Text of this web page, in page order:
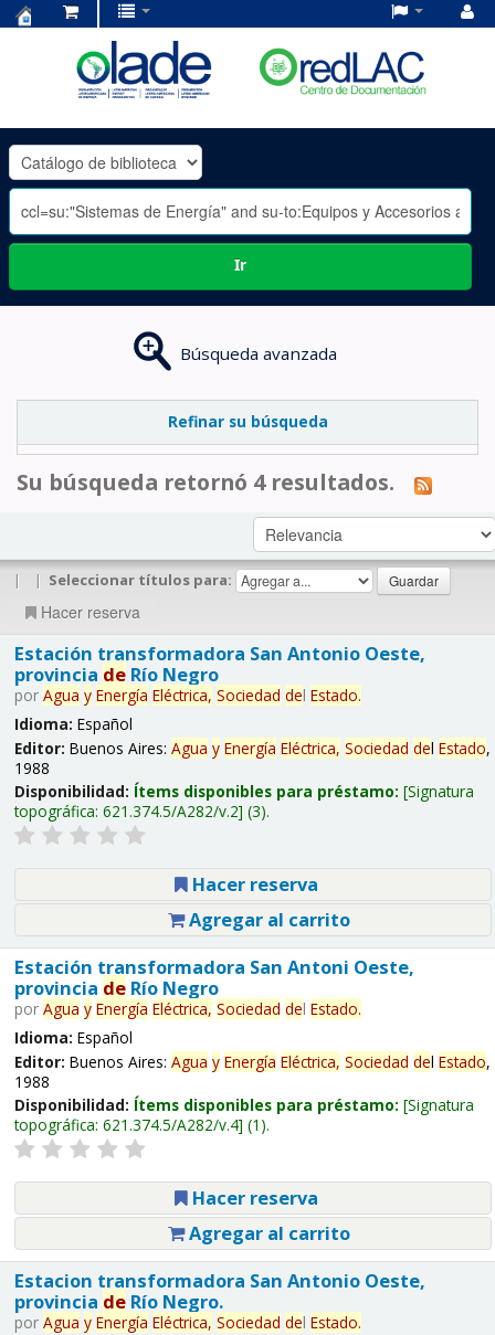
OLADE
-
Ir
Búsqueda avanzada
Refinar su búsqueda
Su búsqueda retornó 4 resultados.
| | Seleccionar títulos para:
Hacer reserva
Estación transformadora San Antonio Oeste,
provincia deRío Negro
por Agua y Energía Eléctrica, Sociedad del Estado.
Idioma: Español
Editor: Buenos Aires: Agua y Energía Eléctrica, Sociedad del Estado,
1988
Disponibilidad: Ítems disponibles para préstamo: Signatura
topográfica: 621.374.5/A282/v.2 (3).
Hacer reserva
Agregar al carrito
Estación transformadora San Antoni Oeste,
provincia deRío Negro
por Agua y Energía Eléctrica, Sociedad del Estado.
Idioma: Español
Editor: Buenos Aires: Agua y Energía Eléctrica, Sociedad del Estado,
1988
Disponibilidad: Ítems disponibles para préstamo: Signatura
topográfica: 621.374.5/A282/v.4 (1).
Hacer reserva
Agregar al carrito
Estacion transformadora San Antonio Oeste,
provincia deRío Negro.
por Agua y Energía Eléctrica, Sociedad del Estado.